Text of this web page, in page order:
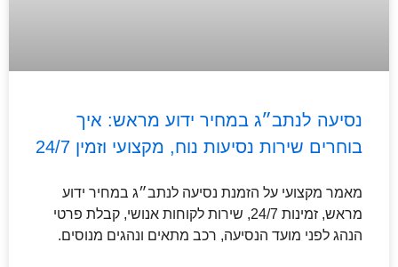
נסיעה לנתב״ג במחיר ידוע מראש: איך
בוחרים שירות נסיעות נוח, מקצועי וזמין 24/7
מאמר מקצועי על הזמנת נסיעה לנתב״ג במחיר ידוע
מראש, זמינות 24/7, שירות לקוחות אנושי, קבלת פרטי
הנהג לפני מועד הנסיעה, רכב מתאים ונהגים מנוסים.